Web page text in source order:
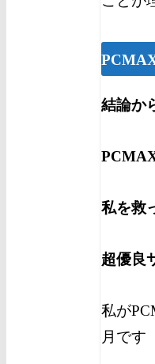
結論か
私を救
超優良
私が
月です